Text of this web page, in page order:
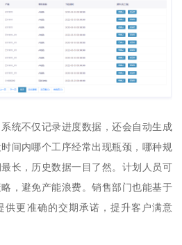
统不仅记录进度数据，还会自动生成
间内哪个工序经常出现瓶颈，哪种规
长，历史数据一目了然。计划人员可
，避免产能浪费。销售部门也能基于
供更准确的交期承诺，提升客户满意